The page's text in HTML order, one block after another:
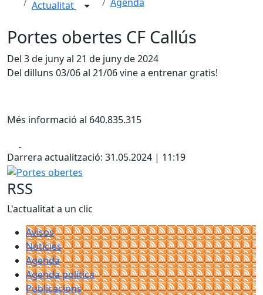
Actualitat
Portes obertes CF Callús
Del 3 de juny al 21 de juny de 2024
Del dilluns 03/06 al 21/06 vine a entrenar gratis!
Més informació al 640.835.315
Darrera actualització: 31.05.2024 | 11:19
Portes obertes
RSS
L'actualitat a un clic
Avisos
Notícies
Agenda
Agenda política
Publicacions